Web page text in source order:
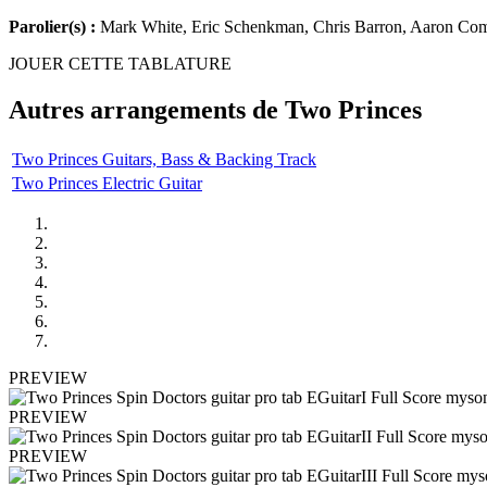
Parolier(s) : Mark White, Eric Schenkman, Chris Barron, Aaron
JOUER CETTE TABLATURE
Autres arrangements de Two Princes
Two Princes Guitars, Bass & Backing Track
Two Princes Electric Guitar
PREVIEW
PREVIEW
PREVIEW